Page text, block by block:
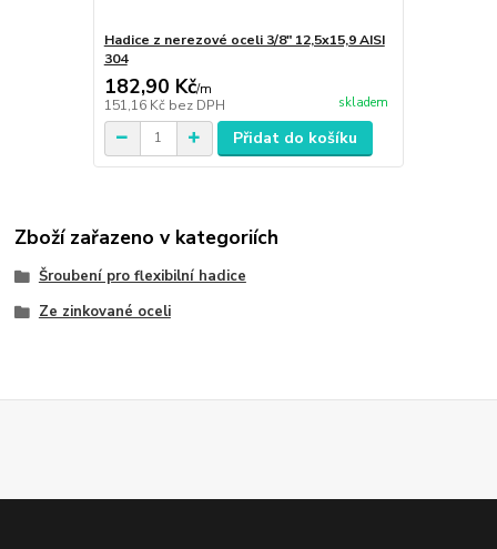
Hadice z nerezové oceli 3/8" 12,5x15,9 AISI
304
182,90 Kč/m
151,16 Kč bez DPH skladem
Přidat do košíku
Zboží zařazeno v kategoriích
Šroubení pro flexibilní hadice
Ze zinkované oceli